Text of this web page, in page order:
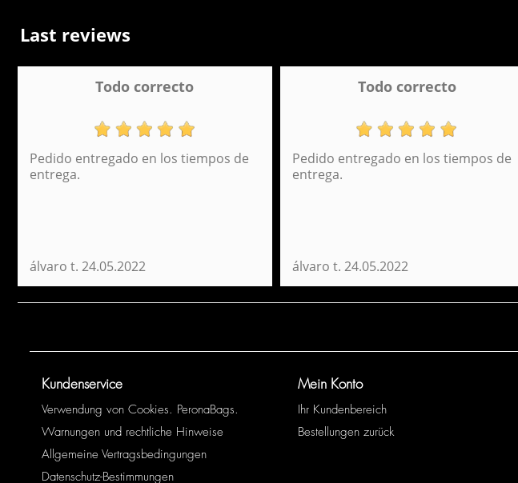
Rucksack Daypack Estambul Perona 54350 Laptop Rucksack
Last reviews
Todo correcto
Pedido entregado en los tiempos de
entrega.
álvaro t. 24.05.2022
Todo correcto
Pedido entregado en los tiempos de
entrega.
álvaro t. 24.05.2022
Kundenservice
Verwendung von Cookies. PeronaBags.
Warnungen und rechtliche Hinweise
Allgemeine Vertragsbedingungen
Datenschutz-Bestimmungen
Mein Konto
Ihr Kundenbereich
Bestellungen zurück